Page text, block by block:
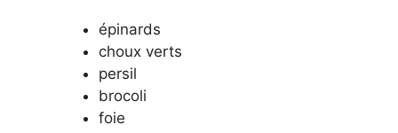
épinards
choux verts
persil
brocoli
foie